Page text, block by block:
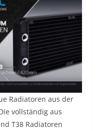
Radiatoren aus der
Die vollständig aus
T38 Radiatoren